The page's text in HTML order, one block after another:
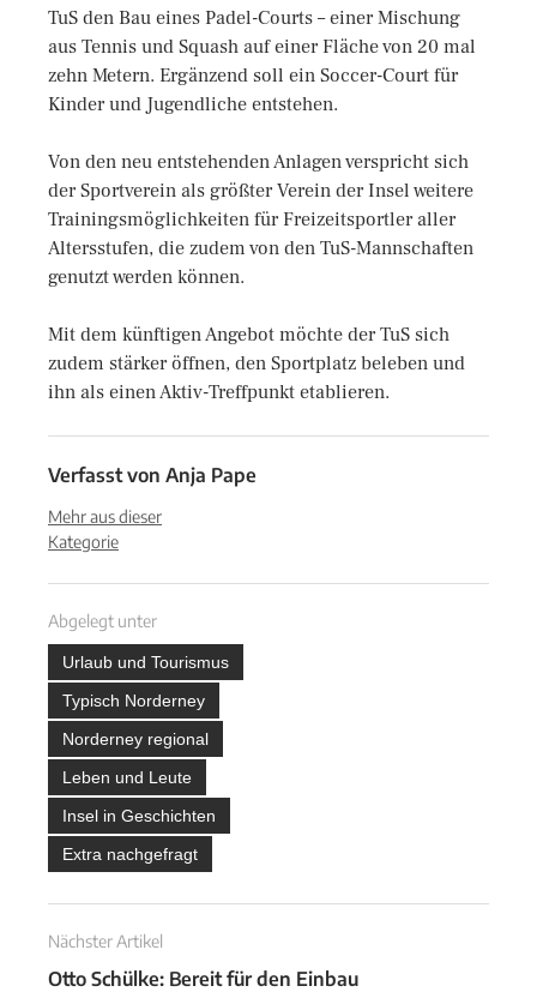
TuS den Bau eines Padel-Courts – einer Mischung
aus Tennis und Squash auf einer Fläche von 20 mal
zehn Metern. Ergänzend soll ein Soccer-Court für
Kinder und Jugendliche entstehen.
Von den neu entstehenden Anlagen verspricht sich
der Sportverein als größter Verein der Insel weitere
Trainingsmöglichkeiten für Freizeitsportler aller
Altersstufen, die zudem von den TuS-Mannschaften
genutzt werden können.
Mit dem künftigen Angebot möchte der TuS sich
zudem stärker öffnen, den Sportplatz beleben und
ihn als einen Aktiv-Treffpunkt etablieren.
Verfasst von Anja Pape
Mehr aus dieser
Kategorie
Abgelegt unter
Urlaub und Tourismus
Typisch Norderney
Norderney regional
Leben und Leute
Insel in Geschichten
Extra nachgefragt
Nächster Artikel
Otto Schülke: Bereit für den Einbau